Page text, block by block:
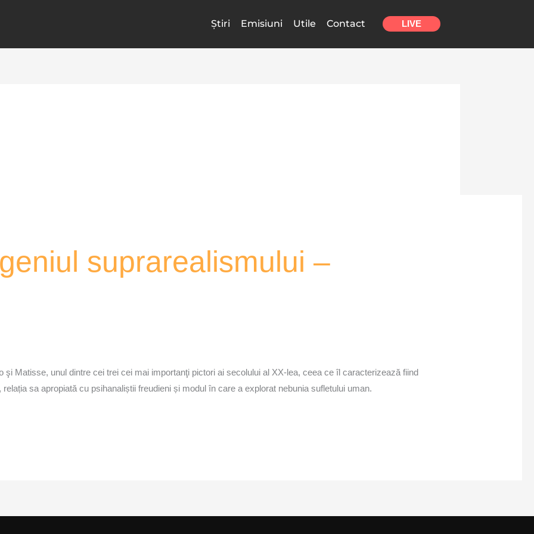
Știri Emisiuni Utile Contact LIVE
suprarealismului –
şi Matisse, unul dintre cei trei cei mai importanţi pictori ai secolului al XX-lea, ceea ce îl caracterizează fiind
sa apropiată cu psihanaliștii freudieni și modul în care a explorat nebunia sufletului uman.